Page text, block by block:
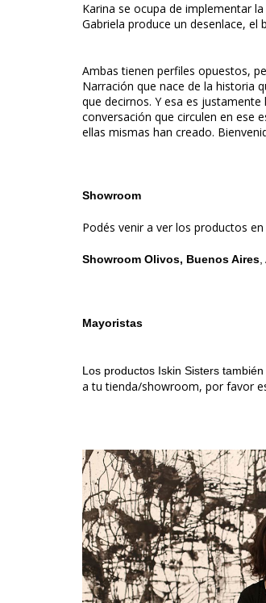
Karina se ocupa de implementar
Gabriela produce un desenlace, el
Ambas tienen perfiles opuestos,
Narración que nace de la historia
que decirnos. Y esa es
conversación que circulen en ese
ellas mismas han creado.
Showroom
Podés venir a ver los productos
Showroom Olivos, Buenos Aires
Mayoristas
Los productos Iskin Sisters
a tu tienda/showroom, por favor